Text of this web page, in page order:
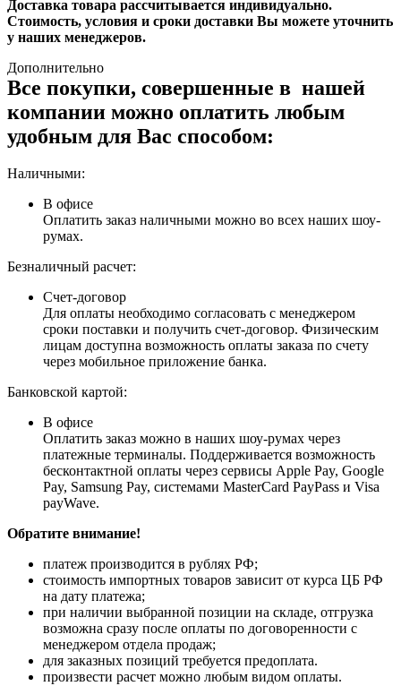
Доставка товара рассчитывается индивидуально.
Стоимость, условия и сроки доставки Вы можете уточнить
у наших менеджеров.
Дополнительно
Все покупки, совершенные в нашей
компании можно оплатить любым
удобным для Вас способом:
Наличными:
В офисе
Оплатить заказ наличными можно во всех наших шоу-
румах.
Безналичный расчет:
Счет-договор
Для оплаты необходимо согласовать с менеджером
сроки поставки и получить счет-договор. Физическим
лицам доступна возможность оплаты заказа по счету
через мобильное приложение банка.
Банковской картой:
В офисе
Оплатить заказ можно в наших шоу-румах через
платежные терминалы. Поддерживается возможность
бесконтактной оплаты через сервисы Apple Pay, Google
Pay, Samsung Pay, системами MasterCard PayPass и Visa
payWave.
Обратите внимание!
платеж производится в рублях РФ;
стоимость импортных товаров зависит от курса ЦБ РФ
на дату платежа;
при наличии выбранной позиции на складе, отгрузка
возможна сразу после оплаты по договоренности с
менеджером отдела продаж;
для заказных позиций требуется предоплата.
произвести расчет можно любым видом оплаты.